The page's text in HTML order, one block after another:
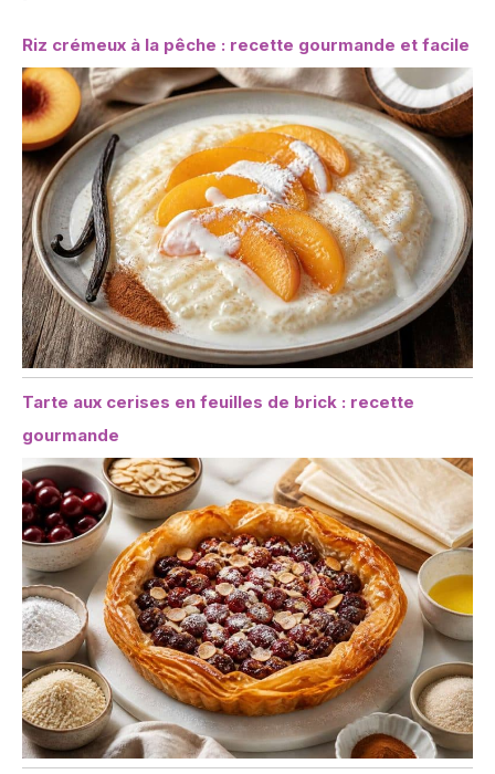
Riz crémeux à la pêche : recette gourmande et facile
Tarte aux cerises en feuilles de brick : recette
gourmande